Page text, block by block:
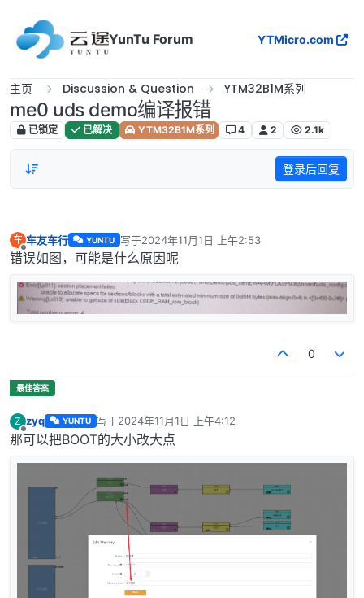
YunTu Forum
YTMicro.com
主页 Discussion & Question YTM32B1M系列
me0 uds demo编译报错
已锁定 已解决 YTM32B1M系列 4 2 2.1k
登录后回复
车
离线
车友车行 YUNTU 写于2024年11月1日 上午2:53
最后由 编辑
错误如图，可能是什么原因呢
0
Z
离线
zyq YUNTU 写于2024年11月1日 上午4:12
最后由 编辑
那可以把BOOT的大小改大点